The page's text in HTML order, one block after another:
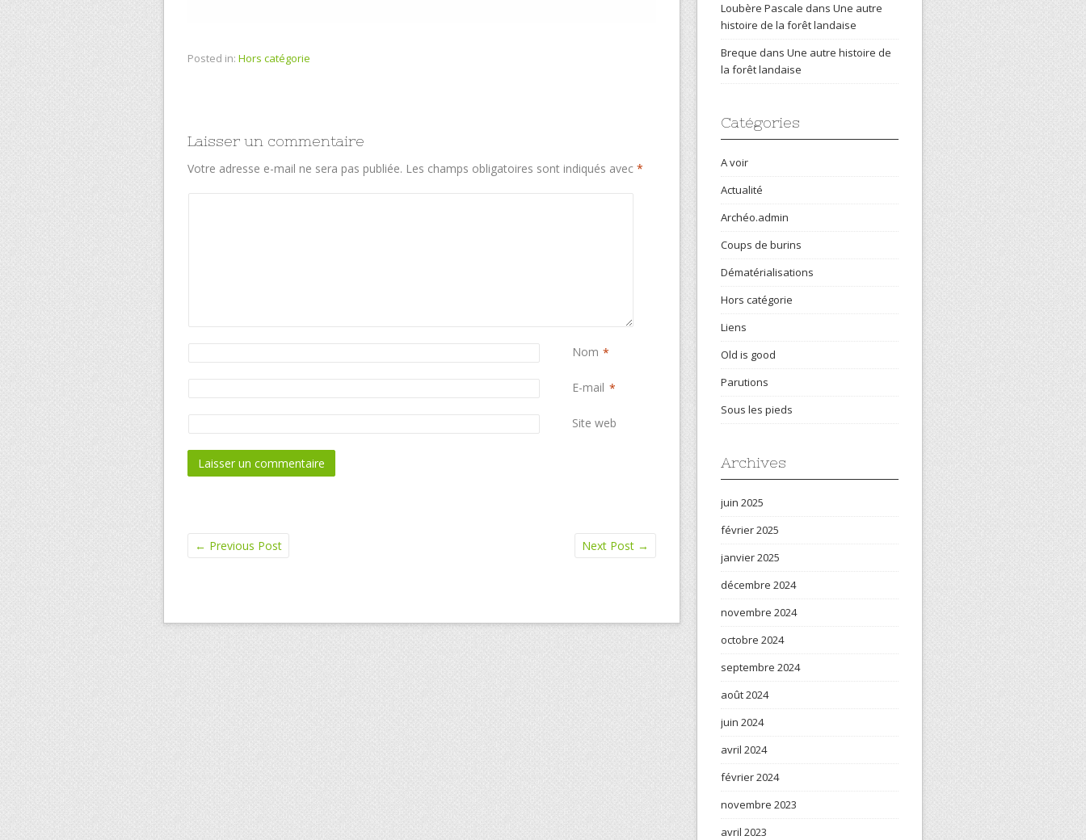
Posted in: Hors catégorie
Laisser un commentaire
Votre adresse e-mail ne sera pas publiée. Les champs obligatoires sont indiqués avec *
Nom *
E-mail *
Site web
← Previous Post Next Post →
Loubère Pascale dans Une autre
histoire de la forêt landaise
Breque dans Une autre histoire de
la forêt landaise
Catégories
A voir
Actualité
Archéo.admin
Coups de burins
Dématérialisations
Hors catégorie
Liens
Old is good
Parutions
Sous les pieds
Archives
juin 2025
février 2025
janvier 2025
décembre 2024
novembre 2024
octobre 2024
septembre 2024
août 2024
juin 2024
avril 2024
février 2024
novembre 2023
avril 2023